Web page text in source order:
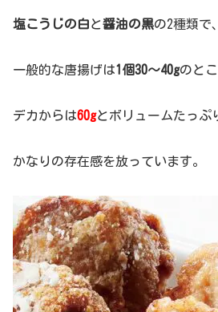
塩こうじの白と醤油の黒の2種類で、
一般的な唐揚げは1個30～40gのとこ
デカからは60gとボリュームたっぷ
かなりの存在感を放っています。